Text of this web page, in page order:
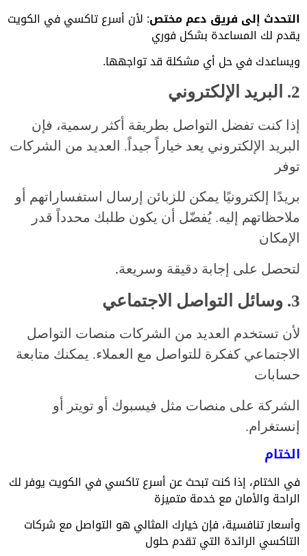
التحدث إلى فريق دعم مختص: لأن أسرع تاكسي في الكويت
يقدم لك المساعدة بشكل فوري
ويساعدك في حل أي مشكلة قد تواجهها.
2. البريد الإلكتروني
إذا كنت تفضل التواصل بطريقة أكثر رسمية، فإن
البريد الإلكتروني يعد خياراً جيداً. العديد من الشركات
توفر
بريدًا إلكترونيًا يمكن للزبائن إرسال استفساراتهم أو
ملاحظاتهم إليه. يُفضّل أن يكون طلبك محدداً قدر
الإمكان
لتحصل على إجابة دقيقة وسريعة.
3. وسائل التواصل الاجتماعي
لأن تستخدم العديد من الشركات منصات التواصل
الاجتماعي كفكرة للتواصل مع العملاء. يمكنك متابعة
حسابات
الشركة على منصات مثل فيسبوك أو تويتر أو
إنستغرام.
الختام
في الختام، إذا كنت تبحث عن أسرع تاكسي في الكويت يوفر لك
الراحة والأمان مع خدمة متميزة
وأسعار تنافسية، فإن خيارك المثالي هو التواصل مع شركات
التاكسي الرائدة التي تقدم حلول